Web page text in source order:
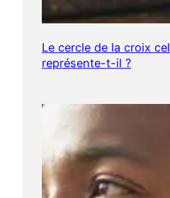
Le cercle de la croix
représente-t-il ?